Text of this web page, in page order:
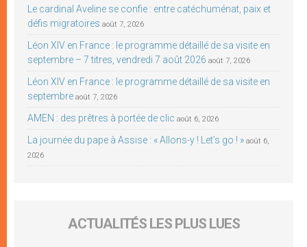
Le cardinal Aveline se confie : entre catéchuménat, paix et
défis migratoires août 7, 2026
Léon XIV en France : le programme détaillé de sa visite en
septembre – 7 titres, vendredi 7 août 2026 août 7, 2026
Léon XIV en France : le programme détaillé de sa visite en
septembre août 7, 2026
AMEN : des prêtres à portée de clic août 6, 2026
La journée du pape à Assise : « Allons-y ! Let’s go ! » août 6,
2026
ACTUALITÉS LES PLUS LUES